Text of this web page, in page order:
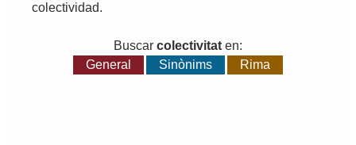
colectividad.
Buscar colectivitat en:
General
Sinònims Rima